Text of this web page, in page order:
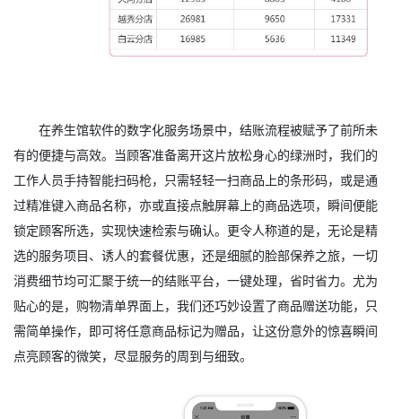
在养生馆软件的数字化服务场景中，结账流程被赋予了前所未
有的便捷与高效。当顾客准备离开这片放松身心的绿洲时，我们的
工作人员手持智能扫码枪，只需轻轻一扫商品上的条形码，或是通
过精准键入商品名称，亦或直接点触屏幕上的商品选项，瞬间便能
锁定顾客所选，实现快速检索与确认。更令人称道的是，无论是精
选的服务项目、诱人的套餐优惠，还是细腻的脸部保养之旅，一切
消费细节均可汇聚于统一的结账平台，一键处理，省时省力。尤为
贴心的是，购物清单界面上，我们还巧妙设置了商品赠送功能，只
需简单操作，即可将任意商品标记为赠品，让这份意外的惊喜瞬间
点亮顾客的微笑，尽显服务的周到与细致。